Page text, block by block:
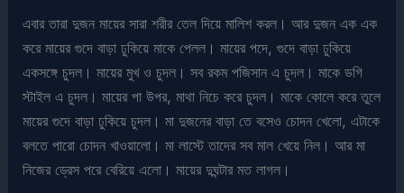
এবার তারা দুজন মায়ের সারা শরীর তেল দিয়ে মালিশ করল। আর দুজন এক এক
করে মায়ের গুদে বাড়া ঢুকিয়ে মাকে পেলল। মায়ের পদে, গুদে বাড়া ঢুকিয়ে
একসঙ্গে চুদল। মায়ের মুখ ও চুদল। সব রকম পজিসান এ চুদল। মাকে ডগি
স্টাইল এ চুদল। মায়ের পা উপর, মাথা নিচে করে চুদল। মাকে কোলে করে তুলে
মায়ের গুদে বাড়া ঢুকিয়ে চুদল। মা দুজনের বাড়া তে বসেও চোদন খেলো, এটাকে
বলতে পারো চোদন খাওয়ালো। মা লাস্টে তাদের সব মাল খেয়ে নিল। আর মা
নিজের ড্রেস পরে বেরিয়ে এলো। মায়ের দুঘন্টার মত লাগল।